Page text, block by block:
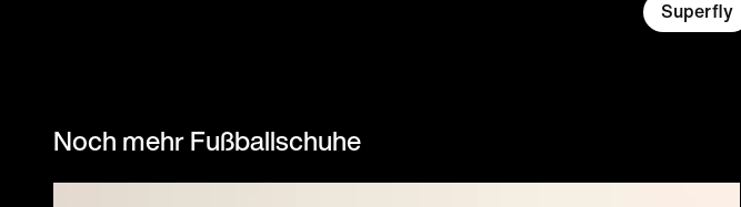
Superfly
Noch mehr Fußballschuhe